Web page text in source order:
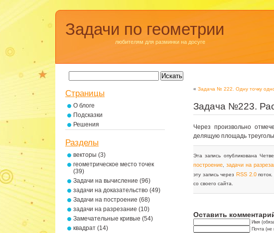
Задачи по геометрии
любителям для разминки на досуге
« Задача № 222. Одну точку
Задача №223.
Через произвольно
делящую площадь
Эта запись опубликована
построение задачи на
эту запись через RSS 2.0
со своего сайта.
Оставить
Имя
Почта (не
Страницы
О блоге
Подсказки
Решения
Разделы
векторы (3)
геометрическое место точек
(39)
Задачи на вычисление (96)
задачи на доказательство (49)
Задачи на построение (68)
задачи на разрезание (10)
Замечательные кривые (54)
квадрат (14)